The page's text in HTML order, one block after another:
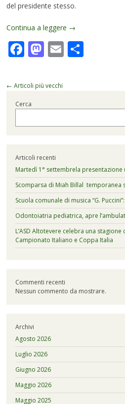
del presidente stesso.
Continua a leggere →
Facebook
Mastodon
Email
Navigazione
← Articoli più vecchi
Cerca
Articoli recenti
Martedì 1° settembrela presentazione
Scomparsa di Miah Billal temporanea
Scuola comunale di musica “G.
Odontoiatria pediatrica, apre
L’ASD Altotevere celebra una
Campionato Italiano e Coppa Italia
Commenti recenti
Nessun commento da mostrare.
Archivi
Agosto 2026
Luglio 2026
Giugno 2026
Maggio 2026
Maggio 2025